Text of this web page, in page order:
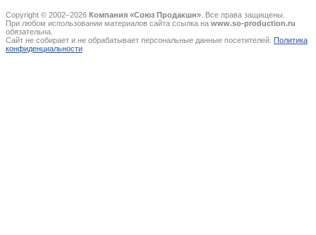
Copyright © 2002–2026 Компания «Союз Продакшн» . Все права защищены.
При любом использовании материалов сайта ссылка на www.so-production.ru
обязательна.
Сайт не собирает и не обрабатывает персональные данные посетителей. Политика
конфиденциальности